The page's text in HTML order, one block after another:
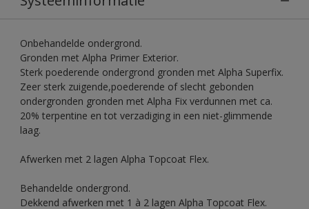
Onbehandelde ondergrond.
Gronden met Alpha Primer Exterior.
Sterk poederende ondergrond gronden met Alpha Superfix.
Zeer sterk zuigende,poederende of slecht gebonden
ondergronden gronden met Alpha Fix verdunnen met ca.
20% terpentine en tot verzadiging in een niet-glimmende
laag.
Afwerken met 2 lagen Alpha Topcoat Flex.
Behandelde ondergrond.
Dekkend afwerken met 1 à 2 lagen Alpha Topcoat Flex.